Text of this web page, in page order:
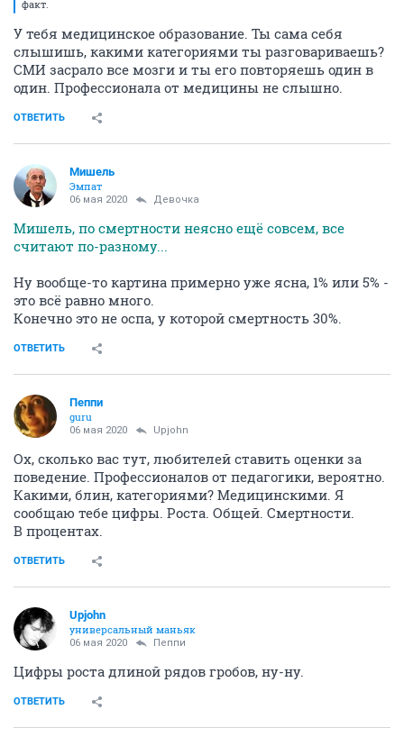
факт.
У тебя медицинское образование. Ты сама себя
слышишь, какими категориями ты разговариваешь?
СМИ засрало все мозги и ты его повторяешь один в
один. Профессионала от медицины не слышно.
ОТВЕТИТЬ
Мишель
Эмпат
06 мая 2020 Девочка
Мишель, по смертности неясно ещё совсем, все
считают по-разному...
Ну вообще-то картина примерно уже ясна, 1% или 5% -
это всё равно много.
Конечно это не оспа, у которой смертность 30%.
ОТВЕТИТЬ
Пeппи
guru
06 мая 2020 Upjohn
Ох, сколько вас тут, любителей ставить оценки за
поведение. Профессионалов от педагогики, вероятно.
Какими, блин, категориями? Медицинскими. Я
сообщаю тебе цифры. Роста. Общей. Смертности.
В процентах.
ОТВЕТИТЬ
Upjohn
универсальный маньяк
06 мая 2020 Пeппи
Цифры роста длиной рядов гробов, ну-ну.
ОТВЕТИТЬ